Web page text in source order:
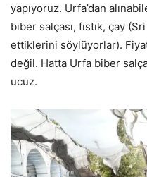
yapıyoruz. Urfa’dan
biber salçası, fıstık, çay
ettiklerini söylüyorlar).
değil. Hatta Urfa biber
ucuz.